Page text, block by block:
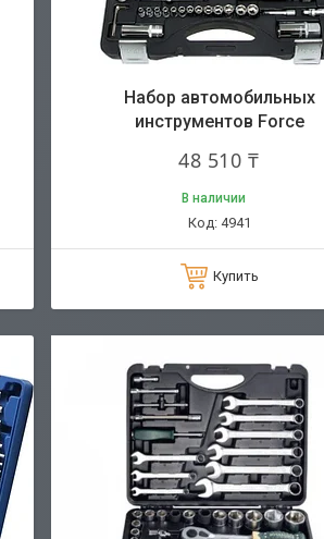
Набор автомобильных
инструментов Force
48 510 ₸
В наличии
4941
Купить